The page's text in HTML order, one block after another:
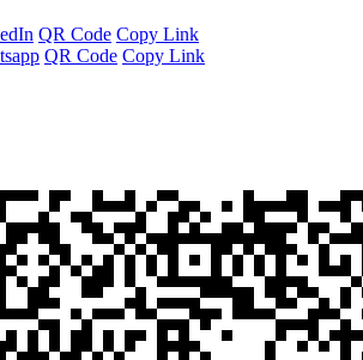
QR Code Copy Link
QR Code Copy Link